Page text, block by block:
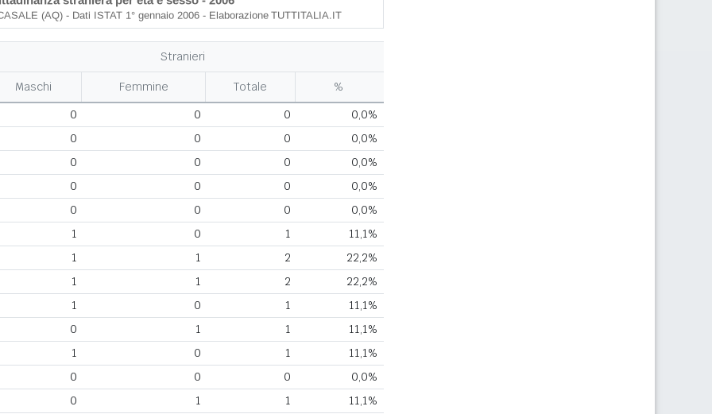
Stranieri
Maschi Femmine Totale
%
0
0 0
0,0%
0
0 0
0,0%
0
0 0
0,0%
0
0 0
0,0%
0
0 0
0,0%
1
0 1
11,1%
1
1 2
22,2%
1
1 2
22,2%
1
0 1
11,1%
0
1 1
11,1%
1
0 1
11,1%
0
0 0
0,0%
0
1 1 11,1%